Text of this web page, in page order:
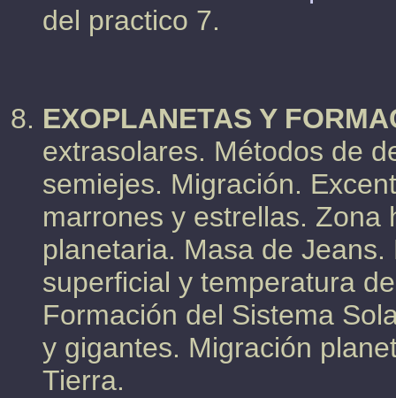
del practico 7.
EXOPLANETAS Y
extrasolares. Métodos de
semiejes. Migración.
marrones y estrellas. Zona
planetaria. Masa de
superficial y temperatura
Formación del Sistema
y gigantes. Migración
Tierra.